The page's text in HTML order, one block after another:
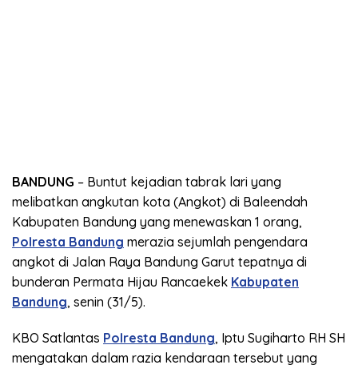
BANDUNG – Buntut kejadian tabrak lari yang
melibatkan angkutan kota (Angkot) di Baleendah
Kabupaten Bandung yang menewaskan 1 orang,
Polresta Bandung merazia sejumlah pengendara
angkot di Jalan Raya Bandung Garut tepatnya di
bunderan Permata Hijau Rancaekek Kabupaten
Bandung, senin (31/5).
KBO Satlantas Polresta Bandung, Iptu Sugiharto RH SH
mengatakan dalam razia kendaraan tersebut yang